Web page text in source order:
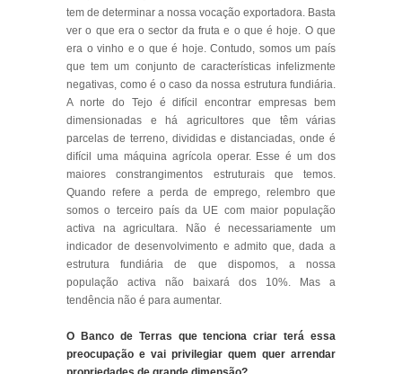
tem de determinar a nossa vocação exportadora. Basta
ver o que era o sector da fruta e o que é hoje. O que
era o vinho e o que é hoje. Contudo, somos um país
que tem um conjunto de características infelizmente
negativas, como é o caso da nossa estrutura fundiária.
A norte do Tejo é difícil encontrar empresas bem
dimensionadas e há agricultores que têm várias
parcelas de terreno, divididas e distanciadas, onde é
difícil uma máquina agrícola operar. Esse é um dos
maiores constrangimentos estruturais que temos.
Quando refere a perda de emprego, relembro que
somos o terceiro país da UE com maior população
activa na agricultara. Não é necessariamente um
indicador de desenvolvimento e admito que, dada a
estrutura fundiária de que dispomos, a nossa
população activa não baixará dos 10%. Mas a
tendência não é para aumentar.
O Banco de Terras que tenciona criar terá essa
preocupação e vai privilegiar quem quer arrendar